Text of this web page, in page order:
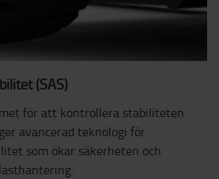
(SAS)
för att kontrollera stabiliteten
avancerad teknologi för
som ökar säkerheten och